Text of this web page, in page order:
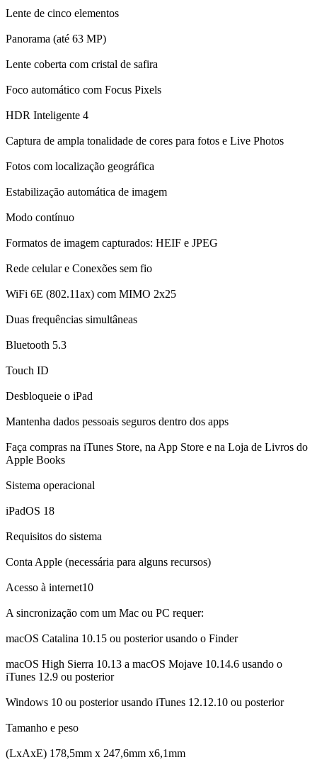
Lente de cinco elementos
Panorama (até 63 MP)
Lente coberta com cristal de safira
Foco automático com Focus Pixels
HDR Inteligente 4
Captura de ampla tonalidade de cores para fotos e Live Photos
Fotos com localização geográfica
Estabilização automática de imagem
Modo contínuo
Formatos de imagem capturados: HEIF e JPEG
Rede celular e Conexões sem fio
WiFi 6E (802.11ax) com MIMO 2x25
Duas frequências simultâneas
Bluetooth 5.3
Touch ID
Desbloqueie o iPad
Mantenha dados pessoais seguros dentro dos apps
Faça compras na iTunes Store, na App Store e na Loja de Livros do
Apple Books
Sistema operacional
iPadOS 18
Requisitos do sistema
Conta Apple (necessária para alguns recursos)
Acesso à internet10
A sincronização com um Mac ou PC requer:
macOS Catalina 10.15 ou posterior usando o Finder
macOS High Sierra 10.13 a macOS Mojave 10.14.6 usando o
iTunes 12.9 ou posterior
Windows 10 ou posterior usando iTunes 12.12.10 ou posterior
Tamanho e peso
(LxAxE) 178,5mm x 247,6mm x6,1mm